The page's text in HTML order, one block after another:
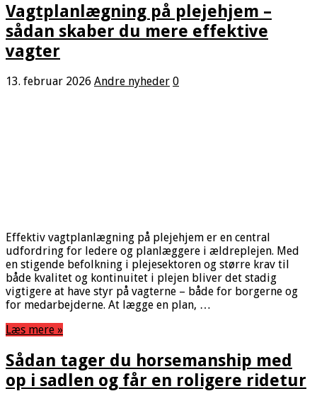
Vagtplanlægning på plejehjem –
sådan skaber du mere effektive
vagter
13. februar 2026 Andre nyheder 0
Effektiv vagtplanlægning på plejehjem er en central
udfordring for ledere og planlæggere i ældreplejen. Med
en stigende befolkning i plejesektoren og større krav til
både kvalitet og kontinuitet i plejen bliver det stadig
vigtigere at have styr på vagterne – både for borgerne og
for medarbejderne. At lægge en plan, …
Læs mere »
Sådan tager du horsemanship med
op i sadlen og får en roligere ridetur